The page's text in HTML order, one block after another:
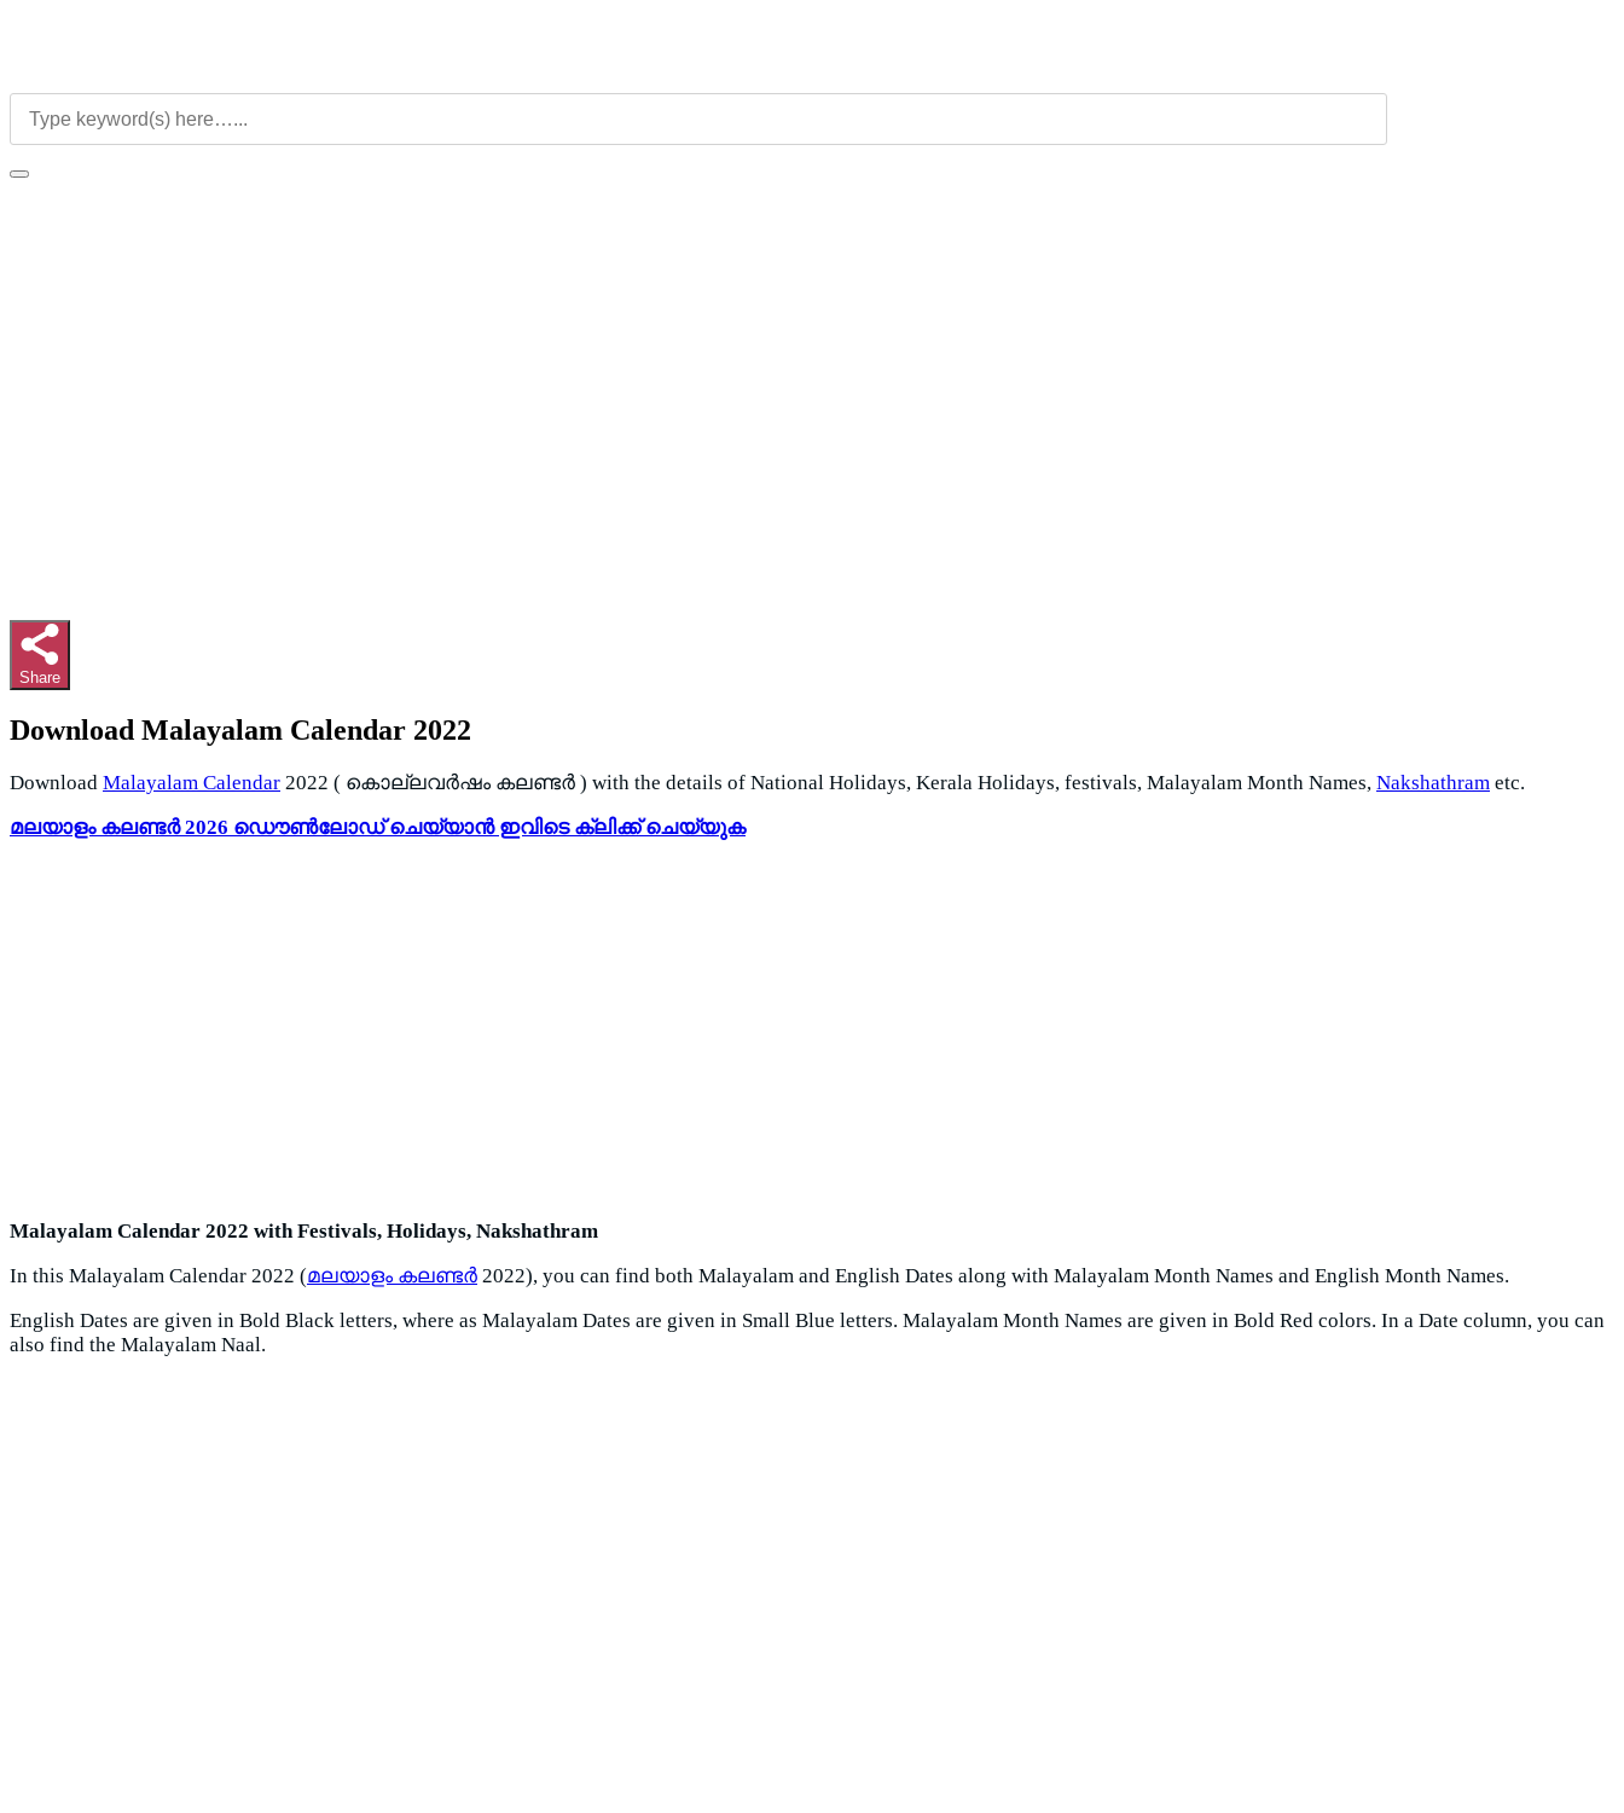
Share
Download Malayalam Calendar 2022
Download Malayalam Calendar 2022 ( കൊല്ലവർഷം കലണ്ടർ ) with the details of National Holidays, Kerala Holidays, festivals, Malayalam Month Names, Nakshathram etc.
മലയാളം കലണ്ടർ 2026 ഡൌൺലോഡ് ചെയ്യാൻ ഇവിടെ ക്ലിക്ക് ചെയ്യുക
Malayalam Calendar 2022 with Festivals, Holidays, Nakshathram
In this Malayalam Calendar 2022 (മലയാളം കലണ്ടർ 2022), you can find both Malayalam and English Dates along with Malayalam Month Names and English Month Names.
English Dates are given in Bold Black letters, where as Malayalam Dates are given in Small Blue letters. Malayalam Month Names are given in Bold Red colors. In a Date column, you can
also find the Malayalam Naal.